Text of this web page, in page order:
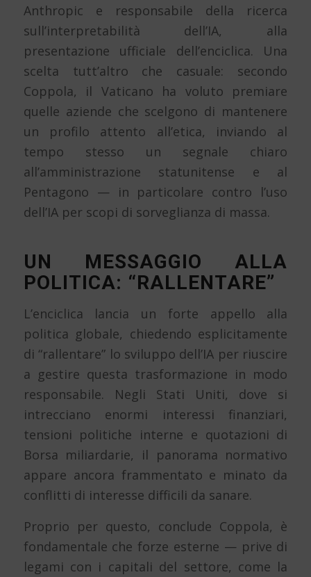
Anthropic e responsabile della ricerca
sull’interpretabilità dell’IA, alla
presentazione ufficiale dell’enciclica. Una
scelta tutt’altro che casuale: secondo
Coppola, il Vaticano ha voluto premiare
quelle aziende che scelgono di mantenere
un profilo attento all’etica, inviando al
tempo stesso un segnale chiaro
all’amministrazione statunitense e al
Pentagono — in particolare contro l’uso
dell’IA per scopi di sorveglianza di massa.
UN MESSAGGIO ALLA
POLITICA: “RALLENTARE”
L’enciclica lancia un forte appello alla
politica globale, chiedendo esplicitamente
di “rallentare” lo sviluppo dell’IA per riuscire
a gestire questa trasformazione in modo
responsabile. Negli Stati Uniti, dove si
intrecciano enormi interessi finanziari,
tensioni politiche interne e quotazioni di
Borsa miliardarie, il panorama normativo
appare ancora frammentato e minato da
conflitti di interesse difficili da sanare.
Proprio per questo, conclude Coppola, è
fondamentale che forze esterne — prive di
legami con i capitali del settore, come la